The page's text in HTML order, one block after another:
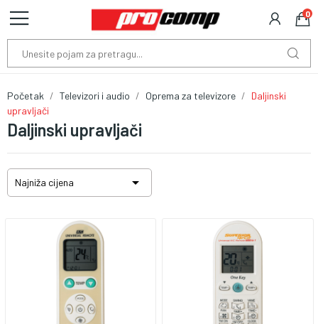
0
Daljinski upravljači
Početak Televizori i audio Oprema za televizore
Daljinski
upravljači
Najniža cijena 